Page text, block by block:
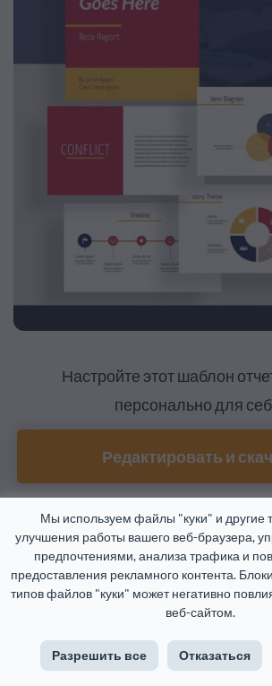
Мы используем файлы "куки" и другие
улучшения работы вашего веб-браузера,
предпочтениями, анализа трафика и
предоставления рекламного контента.
типов файлов "куки" может негативно
веб-сайтом.
Разрешить все Отказаться
Настройте этот шаблон
персонально для
Редактировать и
9
Примеры отчетов
результатах
использованы, чтобы обучить